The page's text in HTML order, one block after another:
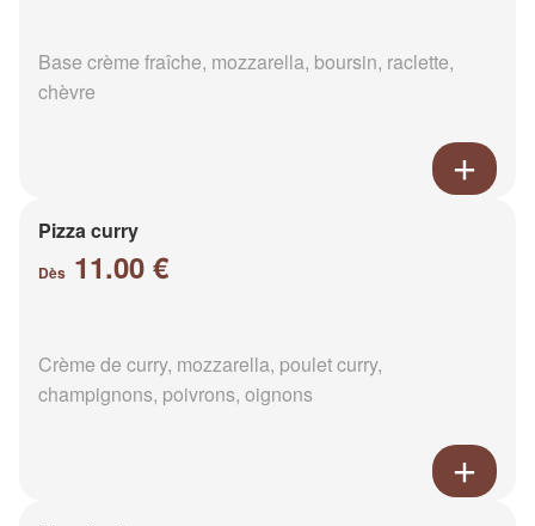
Base crème fraîche, mozzarella, boursin, raclette,
chèvre
Pizza curry
Dès 11.00 €
Crème de curry, mozzarella, poulet curry,
champignons, poivrons, oignons